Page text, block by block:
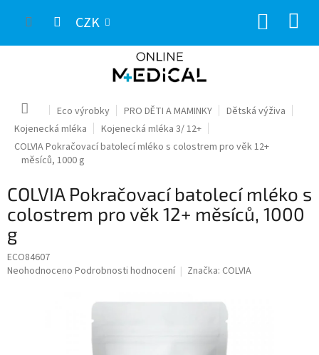
CZK
Domů Eco výrobky PRO DĚTI A MAMINKY
Dětská výživa
Kojenecká mléka
Kojenecká mléka 3/ 12+
COLVIA Pokračovací batolecí mléko s colostrem pro věk 12+
měsíců, 1000 g
COLVIA Pokračovací batolecí mléko s
colostrem pro věk 12+ měsíců, 1000
g
ECO84607
Průměrné
Neohodnoceno Podrobnosti hodnocení Značka: COLVIA